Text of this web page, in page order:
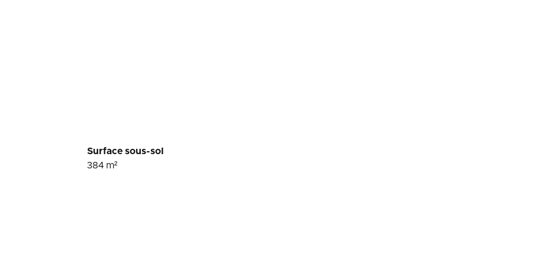
Surface sous-sol
384m²